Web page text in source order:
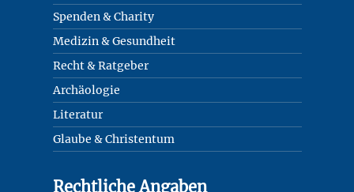
Spenden & Charity
Medizin & Gesundheit
Recht & Ratgeber
Archäologie
Literatur
Glaube & Christentum
Rechtliche Angaben